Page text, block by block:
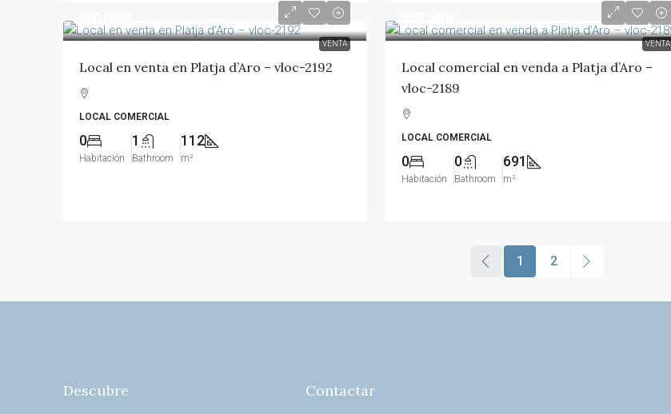
VENTA
Local en venta en Platja d’Aro – vloc-2192
LOCAL COMERCIAL
0
Habitación
1
Bathroom
112
m²
VENTA
Local comercial en venda a Platja d’Aro –
vloc-2189
LOCAL COMERCIAL
0
Habitación
0
Bathroom
691
m²
1 2
Descubre Contactar